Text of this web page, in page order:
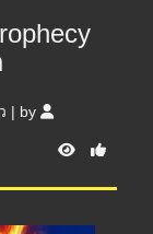
| by
V
i
e